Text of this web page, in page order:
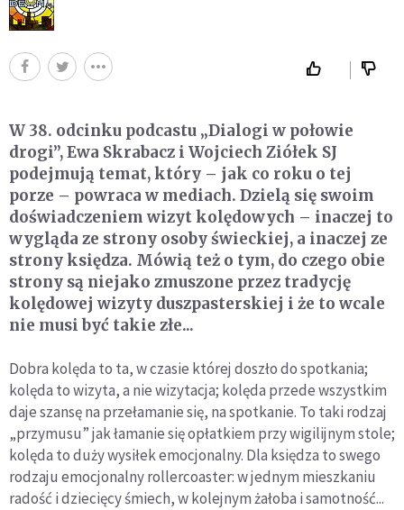
W 38. odcinku podcastu „Dialogi w połowie
drogi”, Ewa Skrabacz i Wojciech Ziółek SJ
podejmują temat, który – jak co roku o tej
porze – powraca w mediach. Dzielą się swoim
doświadczeniem wizyt kolędowych – inaczej to
wygląda ze strony osoby świeckiej, a inaczej ze
strony księdza. Mówią też o tym, do czego obie
strony są niejako zmuszone przez tradycję
kolędowej wizyty duszpasterskiej i że to wcale
nie musi być takie złe...
Dobra kolęda to ta, w czasie której doszło do spotkania;
kolęda to wizyta, a nie wizytacja; kolęda przede wszystkim
daje szansę na przełamanie się, na spotkanie. To taki rodzaj
„przymusu” jak łamanie się opłatkiem przy wigilijnym stole;
kolęda to duży wysiłek emocjonalny. Dla księdza to swego
rodzaju emocjonalny rollercoaster: w jednym mieszkaniu
radość i dziecięcy śmiech, w kolejnym żałoba i samotność...